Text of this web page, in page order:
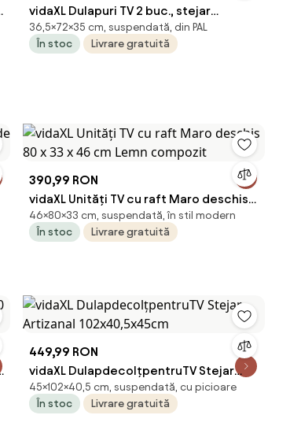
vidaXL Dulapuri TV 2 buc., stejar
Sonoma,72x35x36,5 cm, lemn
prelucrat
36,5×72×35 cm, suspendată, din PAL
În stoc
Livrare gratuită
390,99 RON
vidaXL Unități TV cu raft Maro deschis
80 x 33 x 46 cm Lemn compozit
46×80×33 cm, suspendată, în stil modern
În stoc
Livrare gratuită
449,99 RON
vidaXL DulapdecolțpentruTV Stejar
Artizanal 102x40,5x45cm
45×102×40,5 cm, suspendată, cu picioare
În stoc
Livrare gratuită